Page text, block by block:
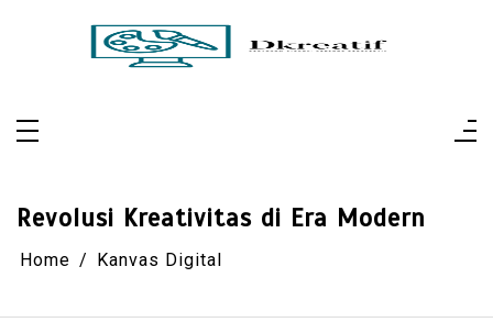
Dkreatif
Revolusi Kreativitas di Era Modern
Home Kanvas Digital